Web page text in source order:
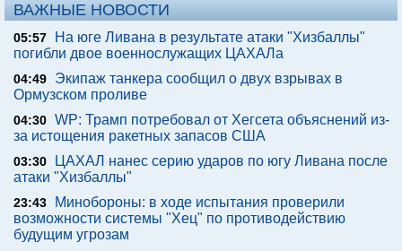
ВАЖНЫЕ НОВОСТИ
05:57
На юге Ливана в результате атаки "Хизбаллы"
погибли двое военнослужащих ЦАХАЛа
04:49
Экипаж танкера сообщил о двух взрывах в
Ормузском проливе
04:30 WP: Трамп потребовал от Хегсета объяснений из-
за истощения ракетных запасов США
03:30
ЦАХАЛ нанес серию ударов по югу Ливана после
атаки "Хизбаллы"
23:43
Минобороны: в ходе испытания проверили
возможности системы "Хец" по противодействию
будущим угрозам